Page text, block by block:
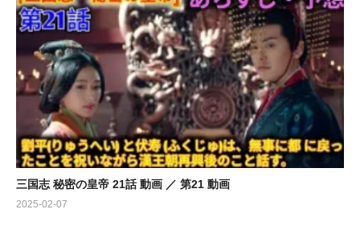
三国志 秘密の皇帝 21話 動画 ／ 第21 動画
2025-02-07